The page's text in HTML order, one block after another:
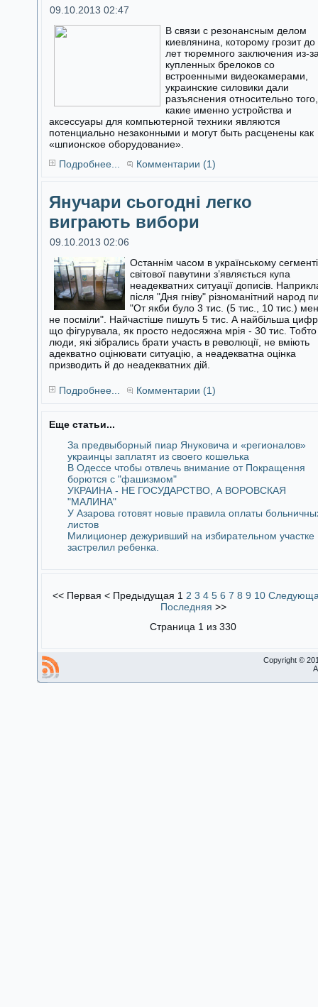
09.10.2013 02:47
В связи с резонансным делом
киевлянина, которому грозит до
лет тюремного заключения из-
купленных брелоков со
встроенными видеокамерами,
украинские силовики дали
разъяснения относительно того,
какие именно устройства и
аксессуары для компьютерной техники являются
потенциально незаконными и могут быть расценены как
«шпионское оборудование».
Подробнее...
Комментарии (1)
Янучари сьогодні легко
виграють вибори
09.10.2013 02:06
Останнім часом в українському сегменті
світової павутини з’являється купа
неадекватних ситуації дописів.
після "Дня гніву" різноманітний народ
"От якби було 3 тис. (5 тис., 10 тис.)
не посміли". Найчастіше пишуть 5 тис. А найбільша
що фігурувала, як просто недосяжна мрія - 30 тис. Тобто
люди, які зібрались брати участь в революції, не вміють
адекватно оцінювати ситуацію, а неадекватна оцінка
призводить й до неадекватних дій.
Подробнее... Комментарии (1)
Еще статьи...
За предвыборный пиар Януковича и «регионалов»
украинцы заплатят из своего кошелька
В Одессе чтобы отвлечь внимание от Покращення
борются с "фашизмом"
УКРАИНА - НЕ ГОСУДАРСТВО, А ВОРОВСКАЯ
"МАЛИНА"
У Азарова готовят новые правила оплаты
листов
Милиционер дежуривший на избирательном участке
застрелил ребенка.
<< Первая < Предыдущая 1 2 3 4 5 6 7 8 9 10
Последняя >>
Страница 1 из 330
Copyright ©